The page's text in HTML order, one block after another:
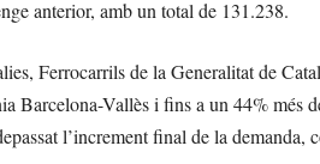
anterior, amb un total de 131.238.
Ferrocarrils de la Generalitat de
Barcelona-Vallès i fins a un 44%
l’increment final de la demanda,